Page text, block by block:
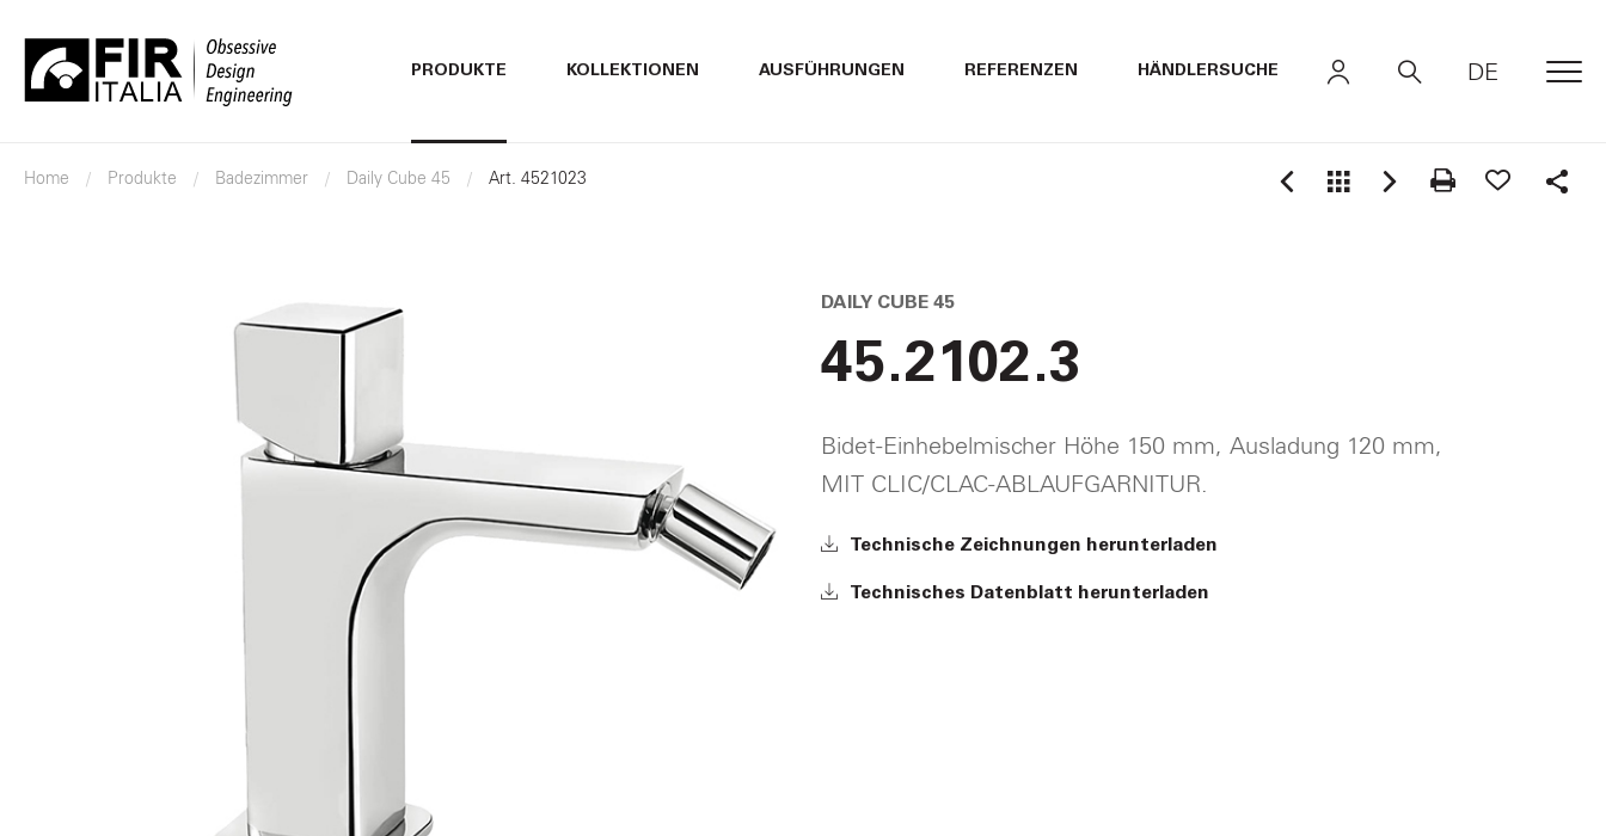
PRODUKTE KOLLEKTIONEN AUSFÜHRUNGEN REFERENZEN HÄNDLERSUCHE DE
Home Produkte Badezimmer Daily Cube 45 Art. 4521023
Share
DAILY CUBE 45
45.2102.3
Bidet-Einhebelmischer Höhe 150 mm, Ausladung 120 mm,
MIT CLIC/CLAC-ABLAUFGARNITUR.
Technische Zeichnungen herunterladen
Technisches Datenblatt herunterladen
ITALIANO
ITALIANO